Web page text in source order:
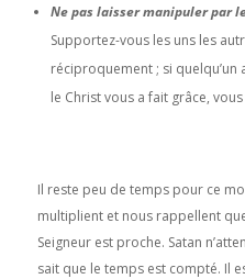
Ne pas laisser manipuler par
Supportez-vous les uns les
réciproquement ; si quelqu’un
le Christ vous a fait grâce,
Il reste peu de temps pour ce
multiplient et nous rappellent
Seigneur est proche. Satan
sait que le temps est compté. Il